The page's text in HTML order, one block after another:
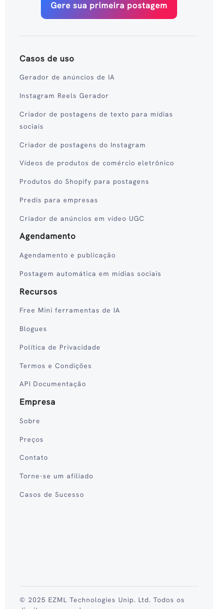
Gere sua primeira postagem
Casos de uso
Gerador de anúncios de IA
Instagram Reels Gerador
Criador de postagens de texto para mídias
sociais
Criador de postagens do Instagram
Vídeos de produtos de comércio eletrônico
Produtos do Shopify para postagens
Predis para empresas
Criador de anúncios em vídeo UGC
Agendamento
Agendamento e publicação
Postagem automática em mídias sociais
Recursos
Free Mini ferramentas de IA
Blogues
Política de Privacidade
Termos e Condições
API Documentação
Empresa
Sobre
Preços
Contato
Torne-se um afiliado
Casos de Sucesso
© 2025 EZML Technologies Unip. Ltd. Todos os